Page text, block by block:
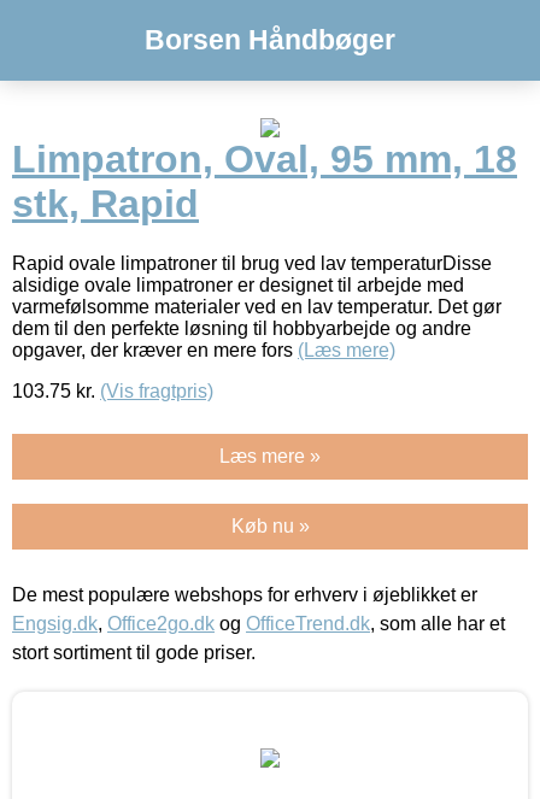
Borsen Håndbøger
Limpatron, Oval, 95 mm, 18
stk, Rapid
Rapid ovale limpatroner til brug ved lav temperaturDisse
alsidige ovale limpatroner er designet til arbejde med
varmefølsomme materialer ved en lav temperatur. Det gør
dem til den perfekte løsning til hobbyarbejde og andre
opgaver, der kræver en mere fors (Læs mere)
103.75 kr. (Vis fragtpris)
Læs mere »
Køb nu »
De mest populære webshops for erhverv i øjeblikket er
Engsig.dk, Office2go.dk og OfficeTrend.dk, som alle har et
stort sortiment til gode priser.